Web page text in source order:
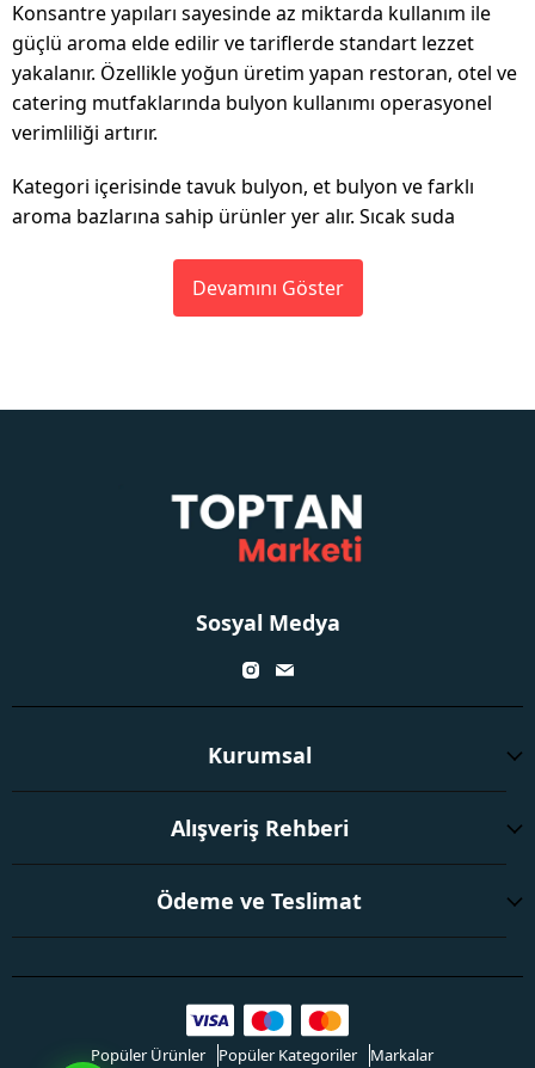
Konsantre yapıları sayesinde az miktarda kullanım ile
güçlü aroma elde edilir ve tariflerde standart lezzet
yakalanır. Özellikle yoğun üretim yapan restoran, otel ve
catering mutfaklarında bulyon kullanımı operasyonel
verimliliği artırır.
Kategori içerisinde tavuk bulyon, et bulyon ve farklı
aroma bazlarına sahip ürünler yer alır. Sıcak suda
Devamını Göster
Sosyal Medya
Kurumsal
Alışveriş Rehberi
Ödeme ve Teslimat
Popüler Ürünler Popüler Kategoriler Markalar